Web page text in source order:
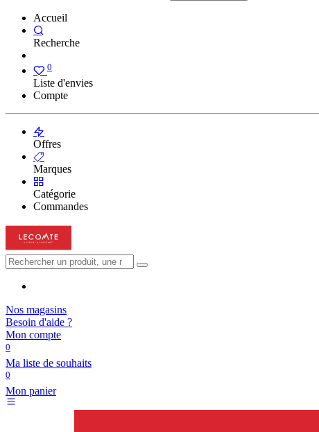
Accueil
Recherche
0
Liste d'envies
Compte
Offres
Marques
Catégorie
Commandes
Nos magasins
Besoin d'aide ?
Mon compte
0
Ma liste de souhaits
0
Mon panier